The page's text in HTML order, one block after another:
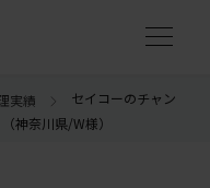
実績
セイコーのチャン
神奈川県/W様）